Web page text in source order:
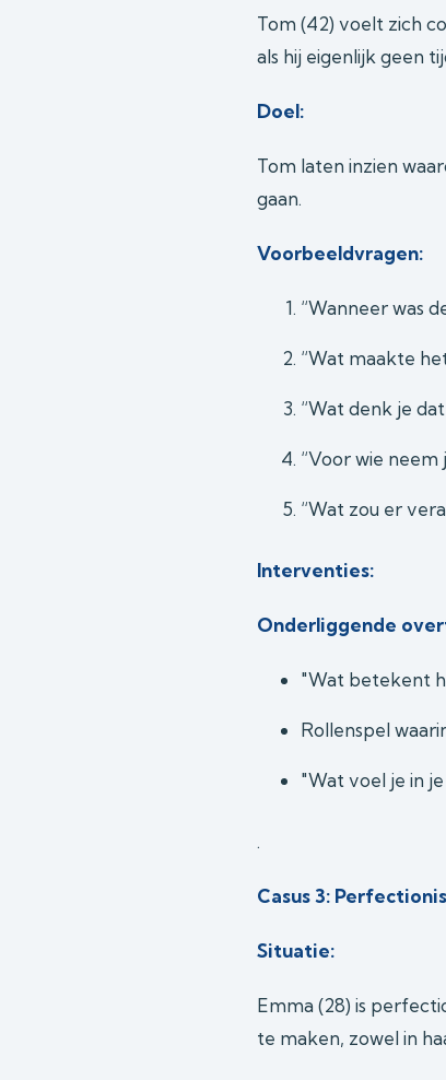
Tom (42) voelt zich
als hij eigenlijk geen
Doel:
Tom laten inzien
gaan.
Voorbeeldvragen:
“Wanneer was
“Wat maakte
“Wat denk je
“Voor wie neem
“Wat zou er
Interventies:
Onderliggende
"Wat betekent
Rollenspel
"Wat voel je in
.
Casus 3:
Situatie:
Emma (28) is
te maken, zowel in